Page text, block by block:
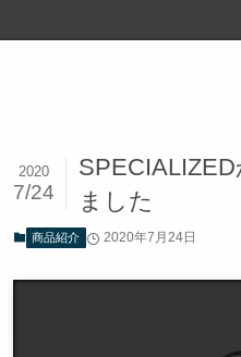
ました
2020
7/24
商品紹介 2020年7月24日